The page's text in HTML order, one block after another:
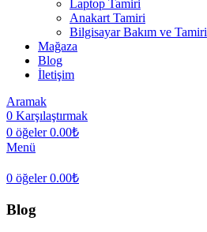
Laptop Tamiri
Anakart Tamiri
Bilgisayar Bakım ve Tamiri
Mağaza
Blog
İletişim
Aramak
0 Karşılaştırmak
0 öğeler 0.00₺
Menü
0 öğeler 0.00₺
Blog